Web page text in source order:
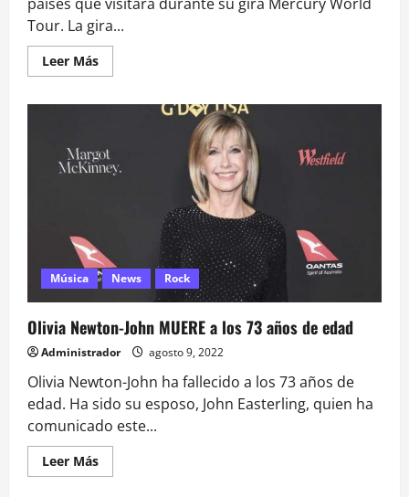
Tour. La gira...
Leer MásLeer
más
Chile
Música News Rock
Olivia Newton-John MUERE a los 73 años de edad
Administrador agosto 9, 2022
Olivia Newton-John ha fallecido a los 73 años de
edad. Ha sido su esposo, John Easterling, quien ha
comunicado este...
Leer MásLeer
más